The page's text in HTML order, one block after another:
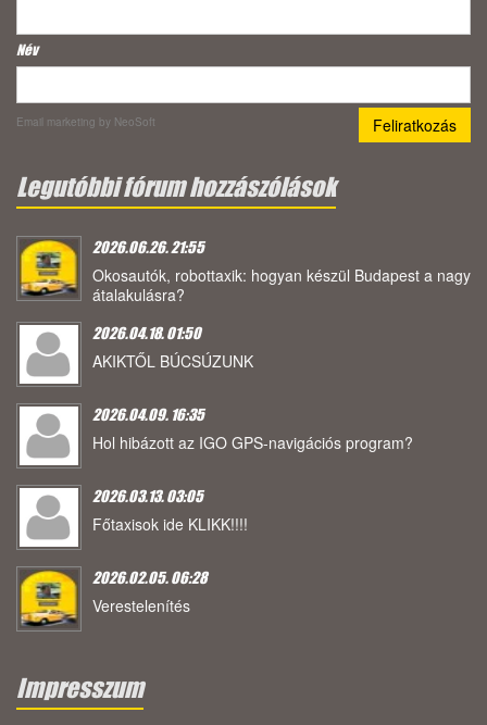
Név
Email marketing by NeoSoft
Legutóbbi fórum hozzászólások
2026.06.26. 21:55
Okosautók, robottaxik: hogyan készül Budapest a nagy
átalakulásra?
2026.04.18. 01:50
AKIKTŐL BÚCSÚZUNK
2026.04.09. 16:35
Hol hibázott az IGO GPS-navigációs program?
2026.03.13. 03:05
Főtaxisok ide KLIKK!!!!
2026.02.05. 06:28
Verestelenítés
Impresszum